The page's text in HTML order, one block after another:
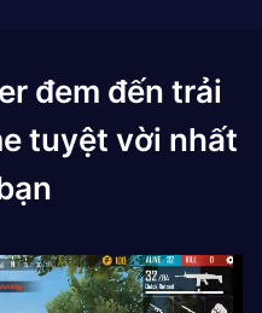
đem đến trải
tuyệt vời nhất